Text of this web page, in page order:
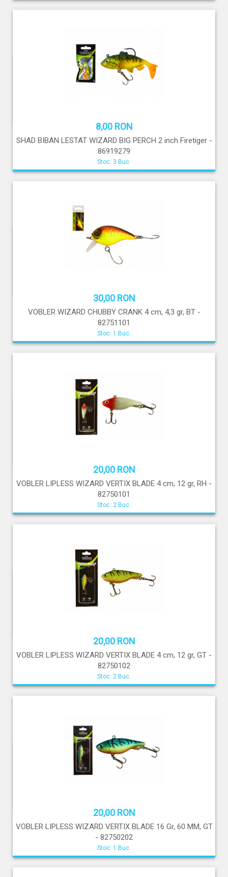
8,00 RON
SHAD BIBAN LESTAT WIZARD BIG PERCH 2 inch Firetiger -
86919279
Stoc: 3 Buc.
30,00 RON
VOBLER WIZARD CHUBBY CRANK 4 cm, 4,3 gr, BT -
82751101
Stoc: 1 Buc.
20,00 RON
VOBLER LIPLESS WIZARD VERTIX BLADE 4 cm, 12 gr, RH -
82750101
Stoc: 2 Buc.
20,00 RON
VOBLER LIPLESS WIZARD VERTIX BLADE 4 cm, 12 gr, GT -
82750102
Stoc: 2 Buc.
20,00 RON
VOBLER LIPLESS WIZARD VERTIX BLADE 16 Gr, 60 MM, GT
- 82750202
Stoc: 1 Buc.